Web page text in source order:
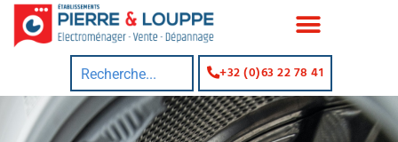
+32 (0)63 22 78 41